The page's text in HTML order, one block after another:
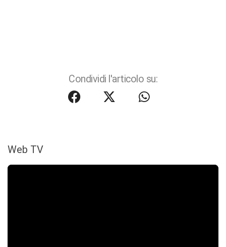
Condividi l'articolo su:
Web TV